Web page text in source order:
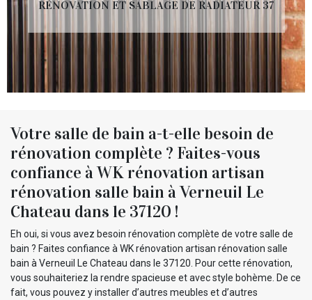
RÉNOVATION ET SABLAGE DE RADIATEUR 37
Votre salle de bain a-t-elle besoin de
rénovation complète ? Faites-vous
confiance à WK rénovation artisan
rénovation salle bain à Verneuil Le
Chateau dans le 37120 !
Eh oui, si vous avez besoin rénovation complète de votre salle de
bain ? Faites confiance à WK rénovation artisan rénovation salle
bain à Verneuil Le Chateau dans le 37120. Pour cette rénovation,
vous souhaiteriez la rendre spacieuse et avec style bohème. De ce
fait, vous pouvez y installer d’autres meubles et d’autres